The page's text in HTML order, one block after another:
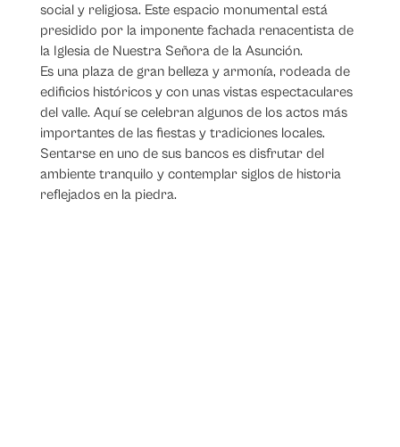
social y religiosa. Este espacio monumental está
presidido por la imponente fachada renacentista de
la Iglesia de Nuestra Señora de la Asunción.
Es una plaza de gran belleza y armonía, rodeada de
edificios históricos y con unas vistas espectaculares
del valle. Aquí se celebran algunos de los actos más
importantes de las fiestas y tradiciones locales.
Sentarse en uno de sus bancos es disfrutar del
ambiente tranquilo y contemplar siglos de historia
reflejados en la piedra.